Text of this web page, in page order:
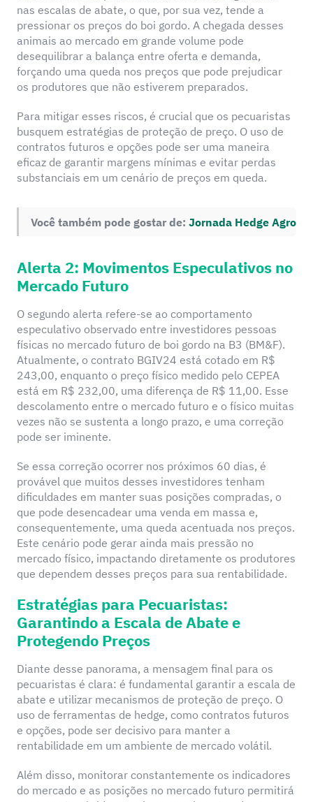
nas escalas de abate, o que, por sua vez, tende a
pressionar os preços do boi gordo. A chegada desses
animais ao mercado em grande volume pode
desequilibrar a balança entre oferta e demanda,
forçando uma queda nos preços que pode prejudicar
os produtores que não estiverem preparados.
Para mitigar esses riscos, é crucial que os pecuaristas
busquem estratégias de proteção de preço. O uso de
contratos futuros e opções pode ser uma maneira
eficaz de garantir margens mínimas e evitar perdas
substanciais em um cenário de preços em queda.
Você também pode gostar de: Jornada Hedge Agro
Alerta 2: Movimentos Especulativos no
Mercado Futuro
O segundo alerta refere-se ao comportamento
especulativo observado entre investidores pessoas
físicas no mercado futuro de boi gordo na B3 (BM&F).
Atualmente, o contrato BGIV24 está cotado em R$
243,00, enquanto o preço físico medido pelo CEPEA
está em R$ 232,00, uma diferença de R$ 11,00. Esse
descolamento entre o mercado futuro e o físico muitas
vezes não se sustenta a longo prazo, e uma correção
pode ser iminente.
Se essa correção ocorrer nos próximos 60 dias, é
provável que muitos desses investidores tenham
dificuldades em manter suas posições compradas, o
que pode desencadear uma venda em massa e,
consequentemente, uma queda acentuada nos preços.
Este cenário pode gerar ainda mais pressão no
mercado físico, impactando diretamente os produtores
que dependem desses preços para sua rentabilidade.
Estratégias para Pecuaristas:
Garantindo a Escala de Abate e
Protegendo Preços
Diante desse panorama, a mensagem final para os
pecuaristas é clara: é fundamental garantir a escala de
abate e utilizar mecanismos de proteção de preço. O
uso de ferramentas de hedge, como contratos futuros
e opções, pode ser decisivo para manter a
rentabilidade em um ambiente de mercado volátil.
Além disso, monitorar constantemente os indicadores
do mercado e as posições no mercado futuro permitirá